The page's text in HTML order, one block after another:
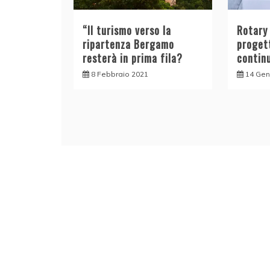
“Il turismo verso la
ripartenza Bergamo
resterà in prima fila?
8 Febbraio 2021 14